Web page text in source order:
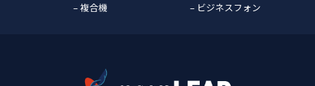
– 複合機
– ビジネスフォン